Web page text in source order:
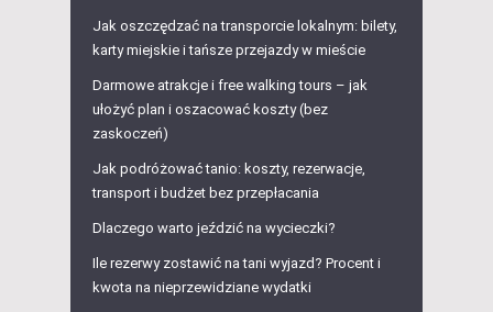
Jak oszczędzać na transporcie lokalnym: bilety,
karty miejskie i tańsze przejazdy w mieście
Darmowe atrakcje i free walking tours – jak
ułożyć plan i oszacować koszty (bez
zaskoczeń)
Jak podróżować tanio: koszty, rezerwacje,
transport i budżet bez przepłacania
Dlaczego warto jeździć na wycieczki?
Ile rezerwy zostawić na tani wyjazd? Procent i
kwota na nieprzewidziane wydatki